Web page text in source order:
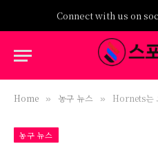
Connect with us on
Home » 농구 뉴스 » Hornets는 오늘 밤 Dell Curry의 30번 선수를
농구 뉴스